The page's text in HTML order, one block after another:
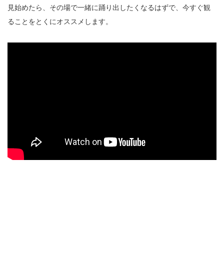
見始めたら、その場で一緒に踊り出したくなるはずで、今すぐ観
ることをとくにオススメします。